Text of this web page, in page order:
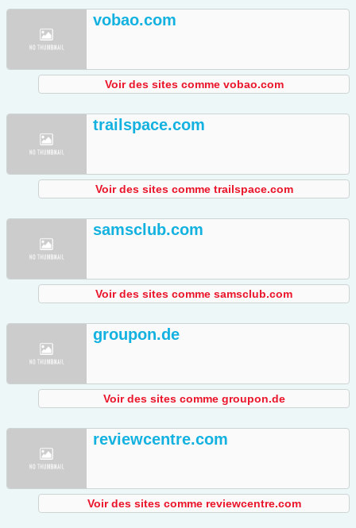
vobao.com
Voir des sites comme vobao.com
trailspace.com
Voir des sites comme trailspace.com
samsclub.com
Voir des sites comme samsclub.com
groupon.de
Voir des sites comme groupon.de
reviewcentre.com
Voir des sites comme reviewcentre.com